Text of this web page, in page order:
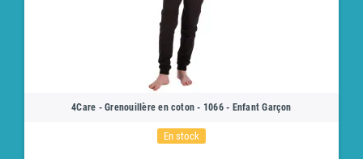
4Care - Grenouillère en coton - 1066 - Enfant Garçon
En stock